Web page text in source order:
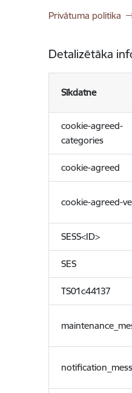
Privātuma politika
Detalizētāka
Sīkdatne
cookie-agreed-
categories
cookie-agreed
cookie-agreed-
SESS<ID>
SES
TS01c44137